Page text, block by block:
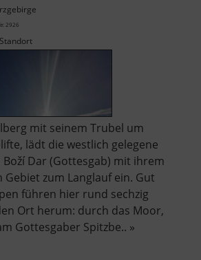
2926
mit seinem Trubel um
lädt die westlich gelegene
Dar (Gottesgab) mit ihrem
Gebiet zum Langlauf ein. Gut
führen hier rund sechzig
Ort herum: durch das Moor,
Gottesgaber Spitzbe.. »